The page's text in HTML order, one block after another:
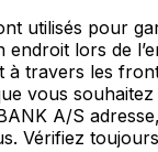
utilisés pour
lors de
à travers les
vous
A/S
Vérifiez